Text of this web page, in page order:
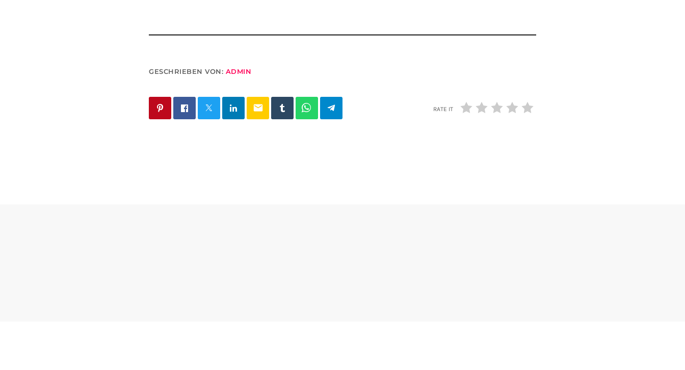
GESCHRIEBEN VON: ADMIN
email RATE IT